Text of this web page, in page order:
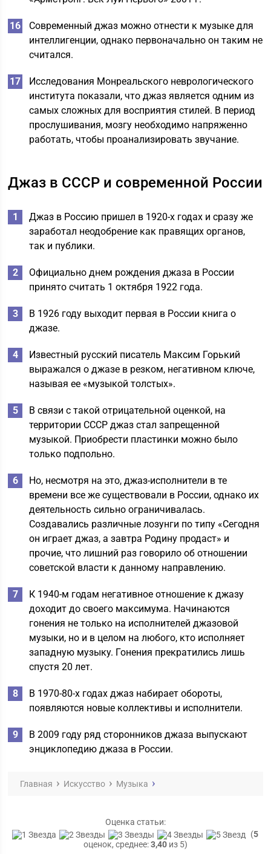
Современный джаз можно отнести к музыке для
интеллигенции, однако первоначально он таким не
считался.
Исследования Монреальского неврологического
института показали, что джаз является одним из
самых сложных для восприятия стилей. В период
прослушивания, мозгу необходимо напряженно
работать, чтобы проанализировать звучание.
Джаз в СССР и современной России
Джаз в Россию пришел в 1920-х годах и сразу же
заработал неодобрение как правящих органов,
так и публики.
Официально днем рождения джаза в России
принято считать 1 октября 1922 года.
В 1926 году выходит первая в России книга о
джазе.
Известный русский писатель Максим Горький
выражался о джазе в резком, негативном ключе,
называя ее «музыкой толстых».
В связи с такой отрицательной оценкой, на
территории СССР джаз стал запрещенной
музыкой. Приобрести пластинки можно было
только подпольно.
Но, несмотря на это, джаз-исполнители в те
времени все же существовали в России, однако их
деятельность сильно ограничивалась.
Создавались различные лозунги по типу «Сегодня
он играет джаз, а завтра Родину продаст» и
прочие, что лишний раз говорило об отношении
советской власти к данному направлению.
К 1940-м годам негативное отношение к джазу
доходит до своего максимума. Начинаются
гонения не только на исполнителей джазовой
музыки, но и в целом на любого, кто исполняет
западную музыку. Гонения прекратились лишь
спустя 20 лет.
В 1970-80-х годах джаз набирает обороты,
появляются новые коллективы и исполнители.
В 2009 году ряд сторонников джаза выпускают
энциклопедию джаза в России.
Главная Искусство Музыка
Оценка статьи:
(5
оценок, среднее:3,40из 5)